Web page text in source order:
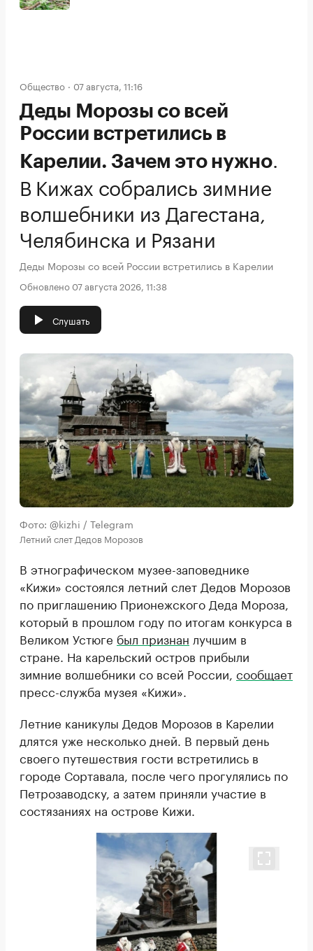
Общество 07 августа, 11:16
Деды Морозы со всей
России встретились в
Карелии. Зачем это нужно.
В Кижах собрались зимние
волшебники из Дагестана,
Челябинска и Рязани
Деды Морозы со всей России встретились в Карелии
Обновлено 07 августа 2026, 11:38
Слушать
Фото: @kizhi / Telegram
Летний слет Дедов Морозов
В этнографическом музее-заповеднике
«Кижи» состоялся летний слет Дедов Морозов
по приглашению Прионежского Деда Мороза,
который в прошлом году по итогам конкурса в
Великом Устюге был признан лучшим в
стране. На карельский остров прибыли
зимние волшебники со всей России, сообщает
пресс-служба музея «Кижи».
Летние каникулы Дедов Морозов в Карелии
длятся уже несколько дней. В первый день
своего путешествия гости встретились в
городе Сортавала, после чего прогулялись по
Петрозаводску, а затем приняли участие в
состязаниях на острове Кижи.